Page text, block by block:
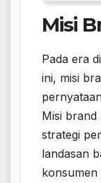
Misi
Pada era
ini, misi
Misi brand
strategi
landasan
konsumen